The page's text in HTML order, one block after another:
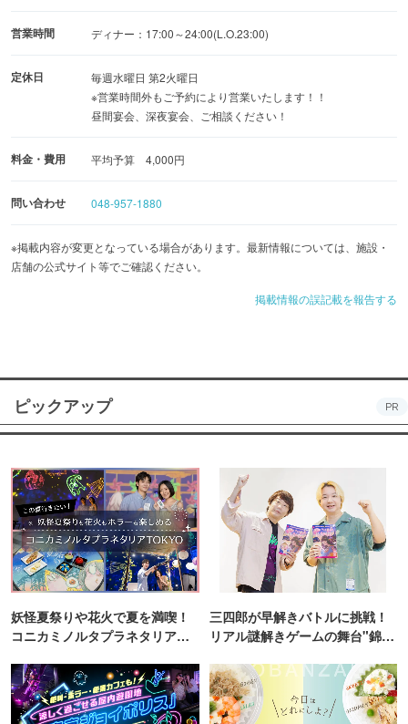
営業時間 ディナー：17:00～24:00(L.O.23:00)
定休日
毎週水曜日 第2火曜日
※営業時間外もご予約により営業いたします！！
昼間宴会、深夜宴会、ご相談ください！
料金・費用 平均予算 4,000円
問い合わせ 048-957-1880
※掲載内容が変更となっている場合があります。最新情報については、施設・
店舗の公式サイト等でご確認ください。
掲載情報の誤記載を報告する
ピックアップ PR
妖怪夏祭りや花火で夏を満喫！
コニカミノルタプラネタリア
三四郎が早解きバトルに挑戦！
リアル謎解きゲームの舞台"錦糸